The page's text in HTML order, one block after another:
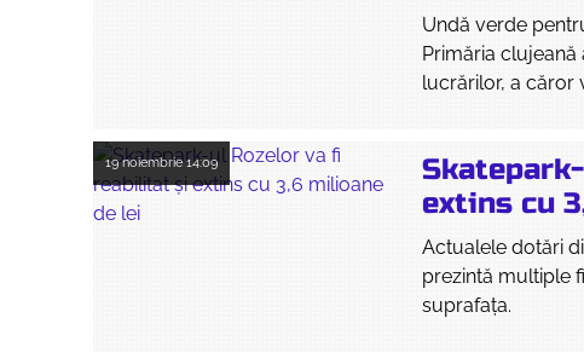
Undă verde
Primăria clujeană
lucrărilor, a căror
19 noiembrie14:09
extins cu
Actualele dotări
prezintă multiple
suprafața.